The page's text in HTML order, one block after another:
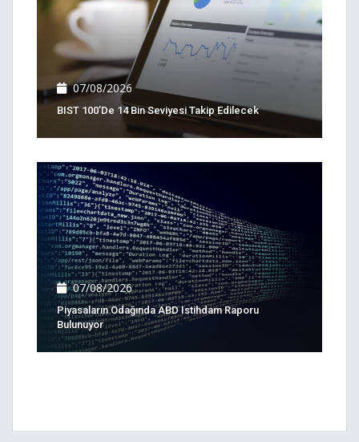
07/08/2026
BIST 100’de 14 Bin Seviyesi Takip Edilecek
07/08/2026
Piyasaların Odağında ABD Istihdam Raporu
Bulunuyor